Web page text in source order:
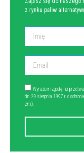
z rynku paliw
Wyrażam zgodę na
dn. 29 sierpnia 1997 r. o
zm.).